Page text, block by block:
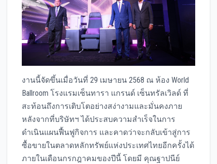
งานนี้จัดขึ้นเมื่อวันที่ 29 เมษายน 2568 ณ ห้อง World
Ballroom โรงแรมเซ็นทารา แกรนด์ เซ็นทรัลเวิลด์ ที่
สะท้อนถึงการเติบโตอย่างสง่างามและมั่นคงภาย
หลังจากที่บริษัทฯ ได้ประสบความสำเร็จในการ
ดำเนินแผนฟื้นฟูกิจการ และคาดว่าจะกลับเข้าสู่การ
ซื้อขายในตลาดหลักทรัพย์แห่งประเทศไทยอีกครั้งได้
ภายในเดือนกรกฎาคมของปีนี้ โดยมี คุณฐาปนีย์